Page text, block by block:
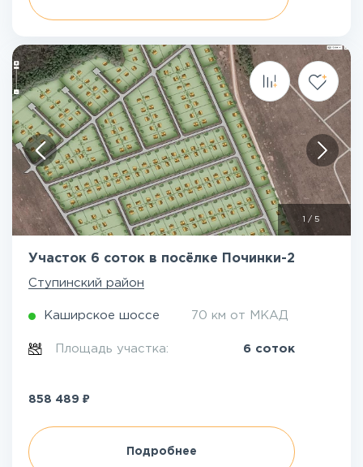
/ 5
Участок 6 соток в посёлке Починки-2
Ступинский район
Каширское шоссе 70 км от МКАД
Площадь участка: 6 соток
858 489 ₽
Подробнее